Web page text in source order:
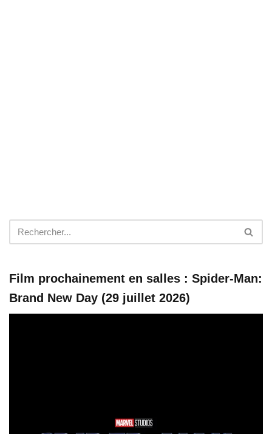
Film prochainement en salles : Spider-Man:
Brand New Day (29 juillet 2026)